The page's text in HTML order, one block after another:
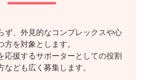
ず、外見的なコンプレックスや心
を対象とします。
応援するサポーターとしての役割
ども広く募集します。